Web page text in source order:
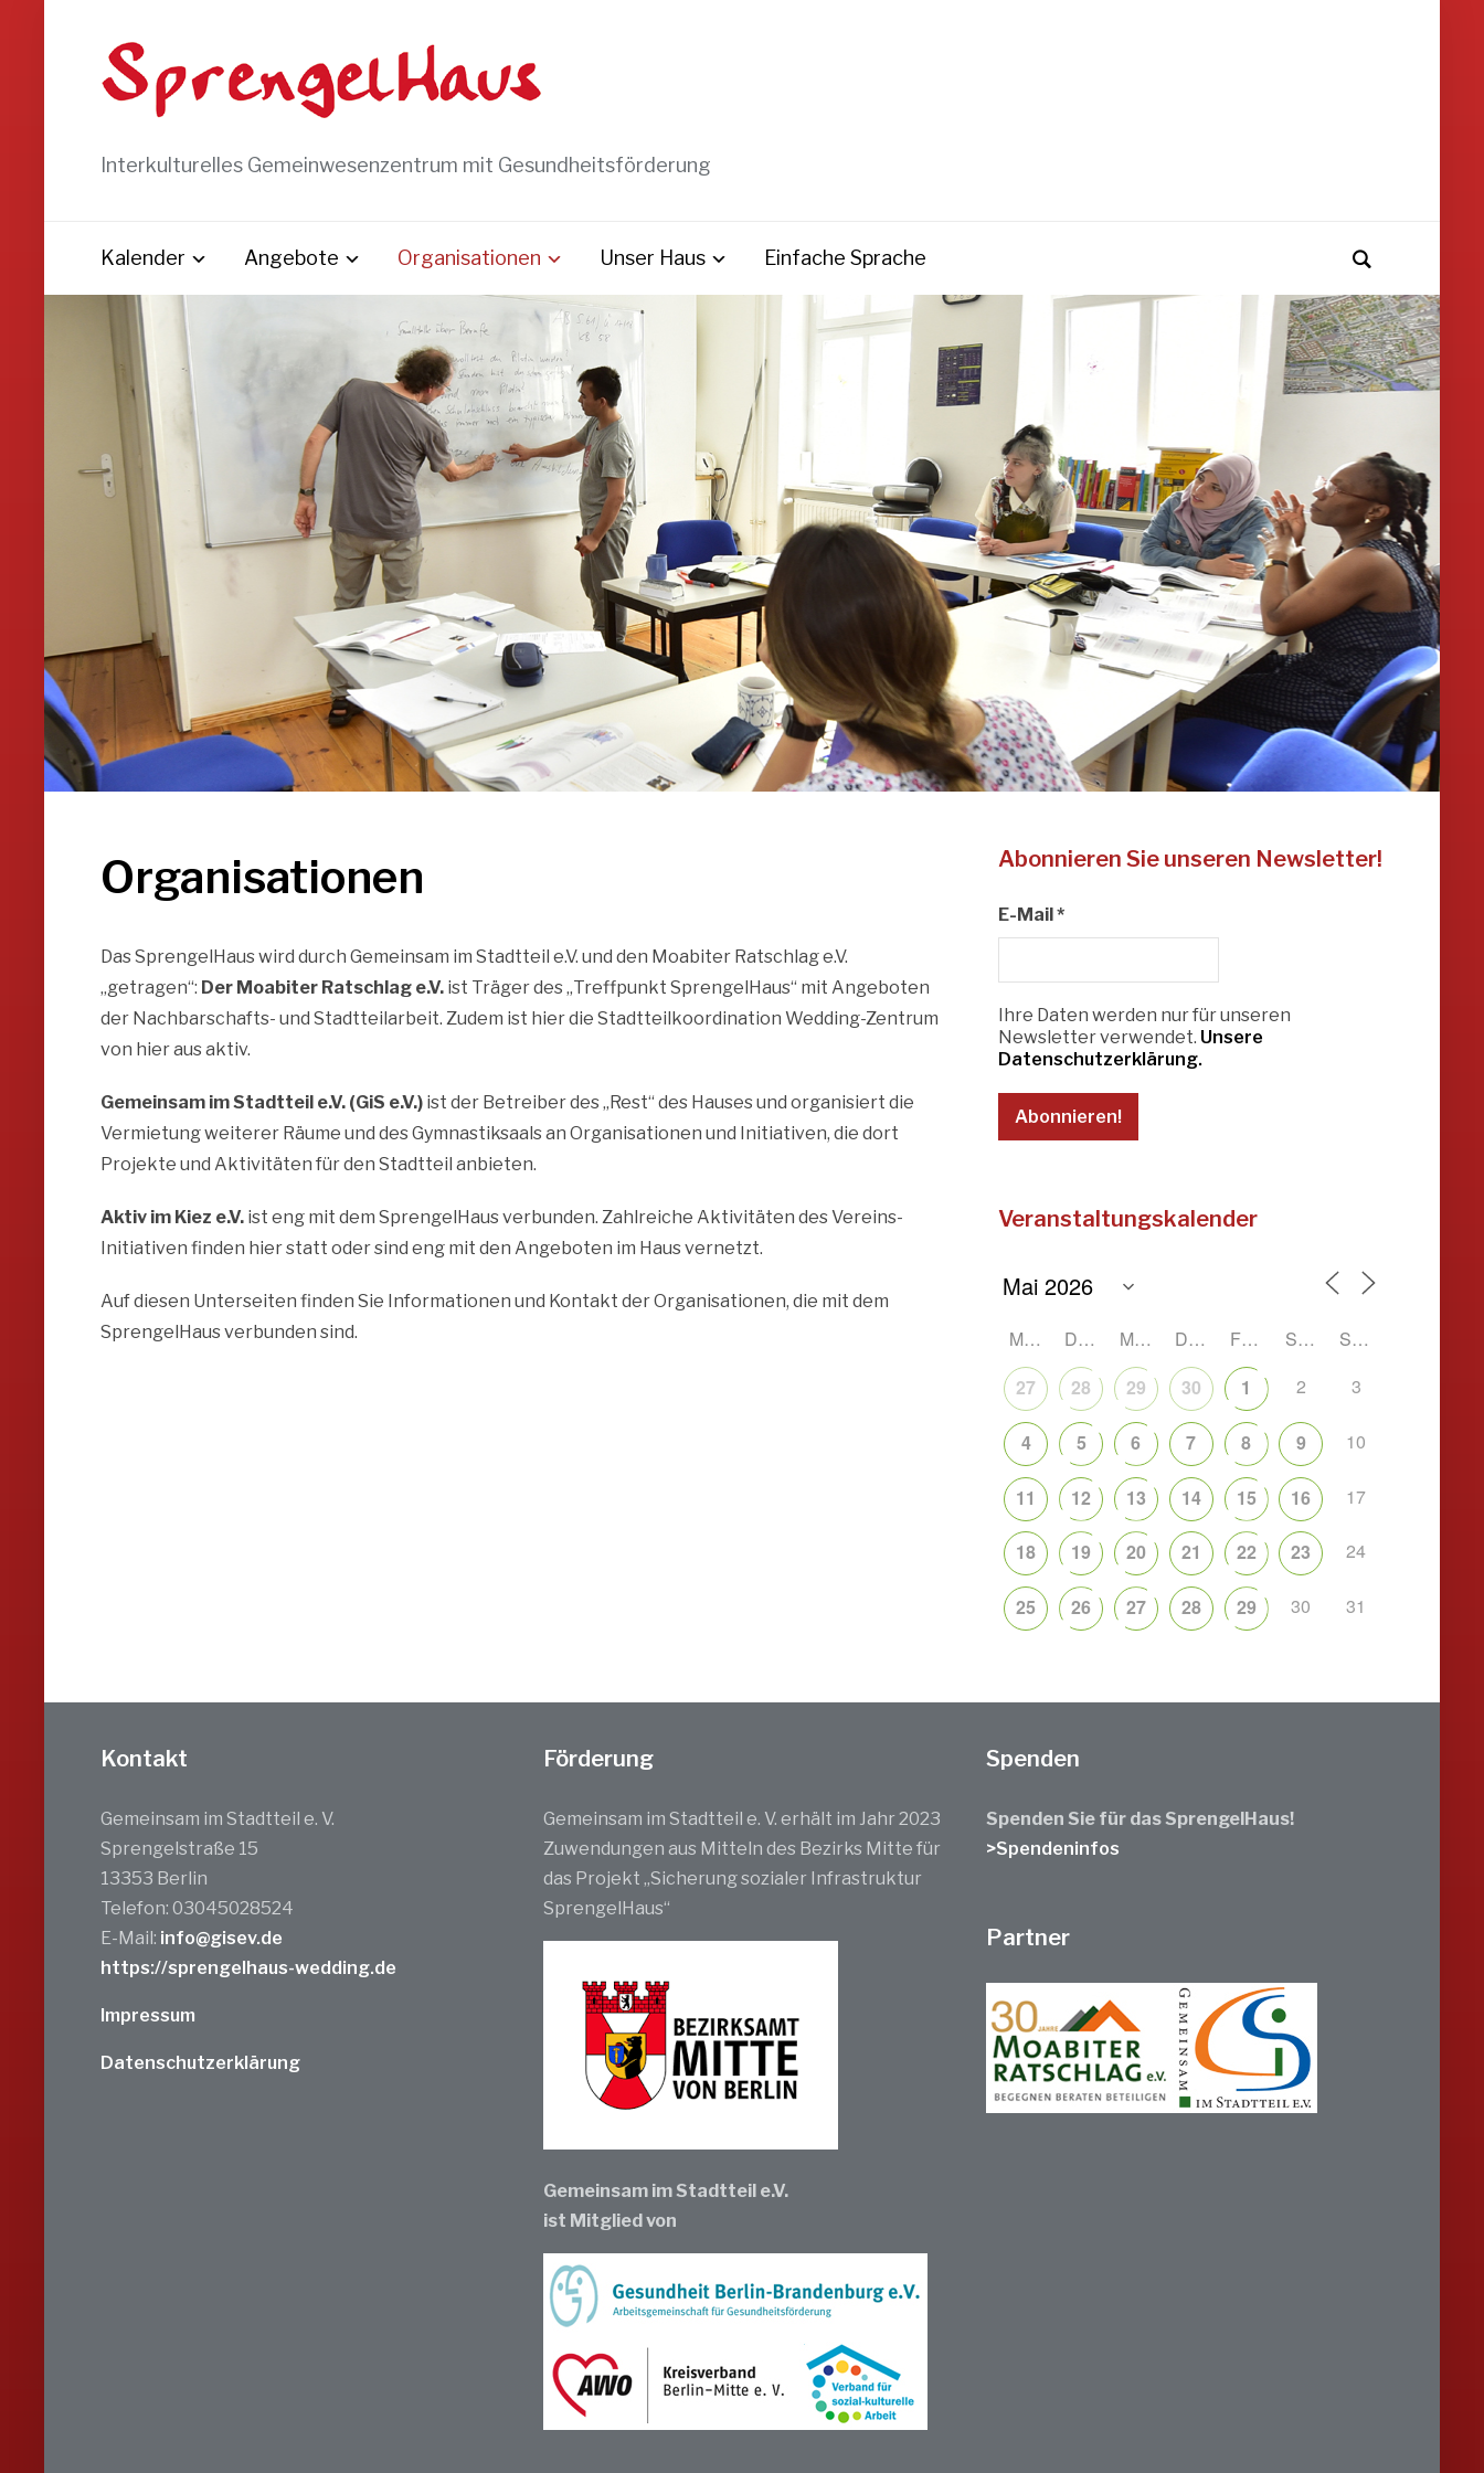
Interkulturelles Gemeinwesenzentrum mit Gesundheitsförderung
Kalender Angebote Organisationen Unser Haus Einfache Sprache
Organisationen
Das SprengelHaus wird durch Gemeinsam im Stadtteil e.V. und den Moabiter Ratschlag e.V.
„getragen“: Der Moabiter Ratschlag e.V.ist Träger des „Treffpunkt SprengelHaus“ mit Angeboten
der Nachbarschafts- und Stadtteilarbeit. Zudem ist hier die Stadtteilkoordination Wedding-Zentrum
von hier aus aktiv.
Gemeinsam im Stadtteil e.V. (GiS e.V.)ist der Betreiber des „Rest“ des Hauses und organisiert die
Vermietung weiterer Räume und des Gymnastiksaals an Organisationen und Initiativen, die dort
Projekte und Aktivitäten für den Stadtteil anbieten.
Aktiv im Kiez e.V.ist eng mit dem SprengelHaus verbunden. Zahlreiche Aktivitäten des Vereins-
Initiativen finden hier statt oder sind eng mit den Angeboten im Haus vernetzt.
Auf diesen Unterseiten finden Sie Informationen und Kontakt der Organisationen, die mit dem
SprengelHaus verbunden sind.
Abonnieren Sie unseren Newsletter!
E-Mail*
Ihre Daten werden nur für unseren
Newsletter verwendet. Unsere
Datenschutzerklärung.
Veranstaltungskalender
MONTAG DIENSTAG MITTWOCH DONNERSTAG FREITAG SAMSTAG
SONNTAG
27
28 29 30 1 2 3
4 5 6 7 8 9 10
11 12 13 14 15 16 17
18 19 20 21 22 23 24
25 26 27 28 29 30 31
Kontakt
Gemeinsam im Stadtteil e. V.
Sprengelstraße 15
13353 Berlin
Telefon: 03045028524
E-Mail: info@gisev.de
https://sprengelhaus-wedding.de
Impressum
Datenschutzerklärung
Förderung
Gemeinsam im Stadtteil e. V. erhält im Jahr 2023
Zuwendungen aus Mitteln des Bezirks Mitte für
das Projekt „Sicherung sozialer Infrastruktur
SprengelHaus“
Gemeinsam im Stadtteil e.V.
ist Mitglied von
Spenden
Spenden Sie für das SprengelHaus!
>Spendeninfos
Partner